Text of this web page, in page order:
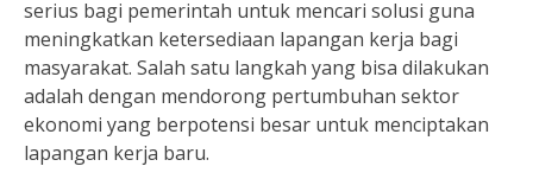
serius bagi pemerintah untuk mencari solusi guna
meningkatkan ketersediaan lapangan kerja bagi
masyarakat. Salah satu langkah yang bisa dilakukan
adalah dengan mendorong pertumbuhan sektor
ekonomi yang berpotensi besar untuk menciptakan
lapangan kerja baru.